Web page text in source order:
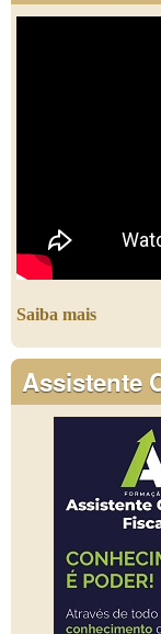
Saiba mais
Assistente